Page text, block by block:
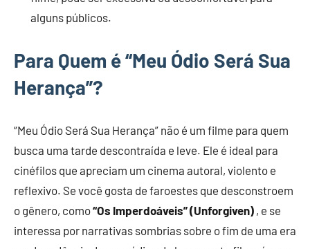
alguns públicos.
Para Quem é “Meu Ódio Será Sua
Herança”?
“Meu Ódio Será Sua Herança” não é um filme para quem
busca uma tarde descontraída e leve. Ele é ideal para
cinéfilos que apreciam um cinema autoral, violento e
reflexivo. Se você gosta de faroestes que desconstroem
o gênero, como“Os Imperdoáveis” (Unforgiven) , e se
interessa por narrativas sombrias sobre o fim de uma era